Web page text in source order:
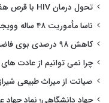
تحول درمان HIV با قرص هفتگی
ناسا مأموریت ۴۸ ساله وویجر ۲ را یک سال دیگر تمدید کرد
کاهش ۹۸ درصدی بوی فاضلاب با نانوفیلتر ایرانی
چرا نمی توانیم از عادت
صیانت از میراث طبیعی
جهاد دانشگاهی؛ نماد جهاد